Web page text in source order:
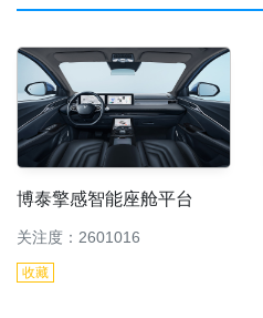
博泰擎感智能座舱平台
关注度：2601016
收藏